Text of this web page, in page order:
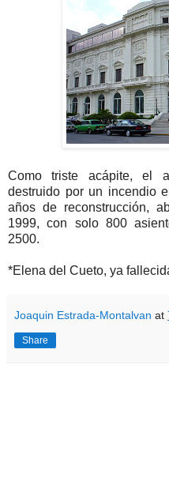
Como triste acápite, el
destruido por un incendio
años de reconstrucción,
1999, con solo 800
2500.
*Elena del Cueto, ya
Joaquin Estrada-Montalvan at
Share